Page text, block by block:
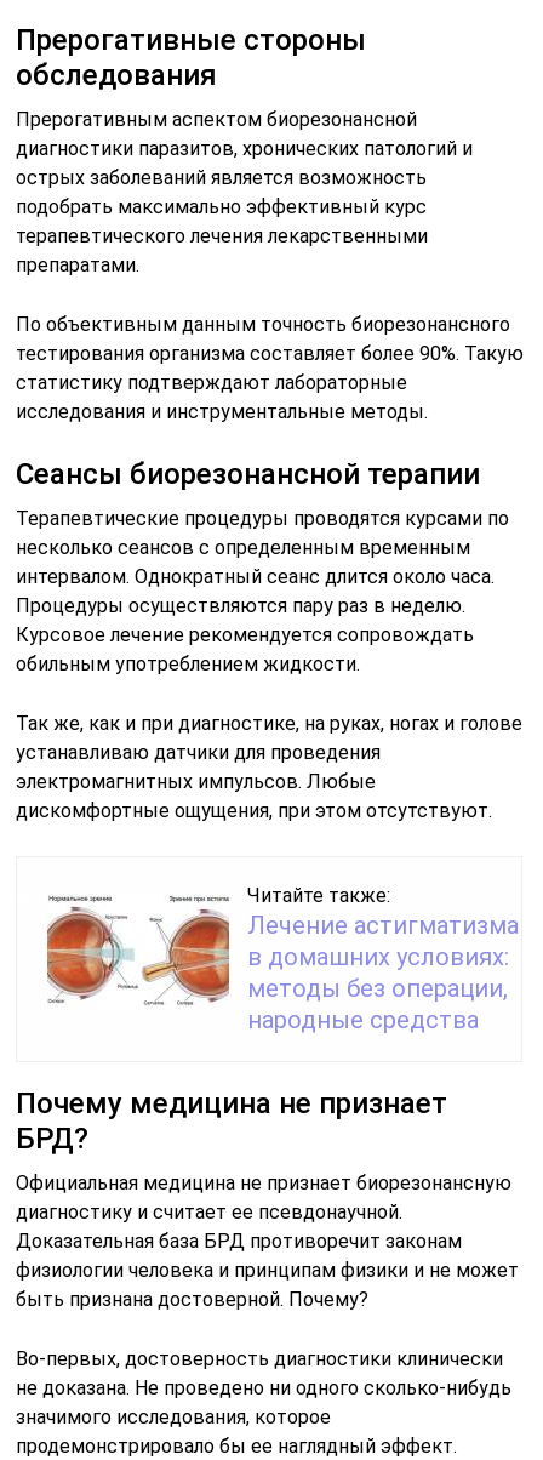
Прерогативные стороны
обследования
Прерогативным аспектом биорезонансной
диагностики паразитов, хронических патологий и
острых заболеваний является возможность
подобрать максимально эффективный курс
терапевтического лечения лекарственными
препаратами.
По объективным данным точность биорезонансного
тестирования организма составляет более 90%. Такую
статистику подтверждают лабораторные
исследования и инструментальные методы.
Сеансы биорезонансной терапии
Терапевтические процедуры проводятся курсами по
несколько сеансов с определенным временным
интервалом. Однократный сеанс длится около часа.
Процедуры осуществляются пару раз в неделю.
Курсовое лечение рекомендуется сопровождать
обильным употреблением жидкости.
Так же, как и при диагностике, на руках, ногах и голове
устанавливаю датчики для проведения
электромагнитных импульсов. Любые
дискомфортные ощущения, при этом отсутствуют.
Читайте также:
Лечение астигматизма
в домашних условиях:
методы без операции,
народные средства
Почему медицина не признает
БРД?
Официальная медицина не признает биорезонансную
диагностику и считает ее псевдонаучной.
Доказательная база БРД противоречит законам
физиологии человека и принципам физики и не может
быть признана достоверной. Почему?
Во-первых, достоверность диагностики клинически
не доказана. Не проведено ни одного сколько-нибудь
значимого исследования, которое
продемонстрировало бы ее наглядный эффект.